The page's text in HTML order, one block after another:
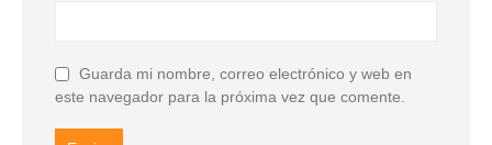
Guarda mi nombre, correo electrónico y web en
este navegador para la próxima vez que comente.